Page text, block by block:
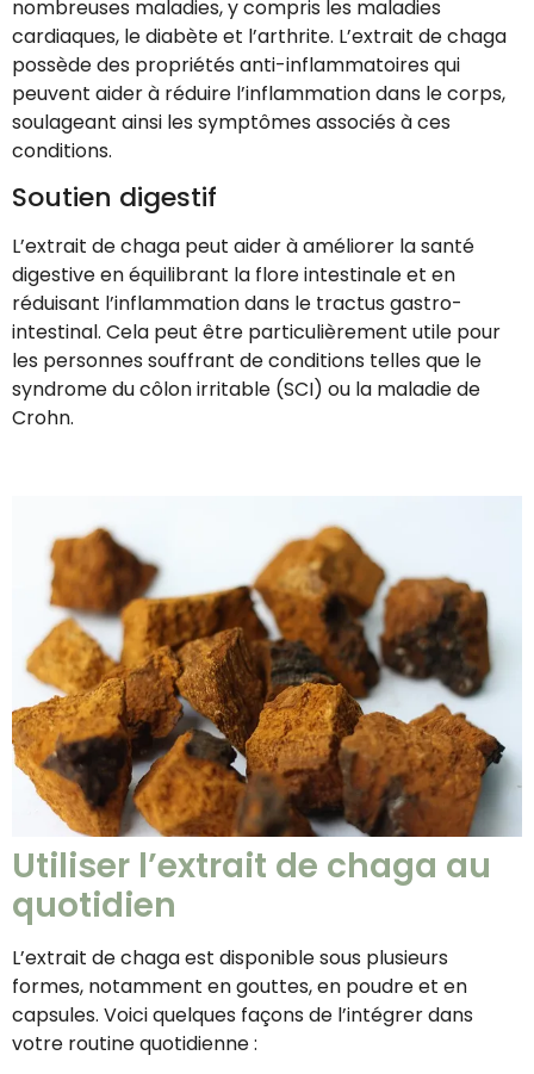
nombreuses maladies, y compris les maladies
cardiaques, le diabète et l’arthrite. L’extrait de chaga
possède des propriétés anti-inflammatoires qui
peuvent aider à réduire l’inflammation dans le corps,
soulageant ainsi les symptômes associés à ces
conditions.
Soutien digestif
L’extrait de chaga peut aider à améliorer la santé
digestive en équilibrant la flore intestinale et en
réduisant l’inflammation dans le tractus gastro-
intestinal. Cela peut être particulièrement utile pour
les personnes souffrant de conditions telles que le
syndrome du côlon irritable (SCI) ou la maladie de
Crohn.
Utiliser l’extrait de chaga au
quotidien
L’extrait de chaga est disponible sous plusieurs
formes, notamment en gouttes, en poudre et en
capsules. Voici quelques façons de l’intégrer dans
votre routine quotidienne :